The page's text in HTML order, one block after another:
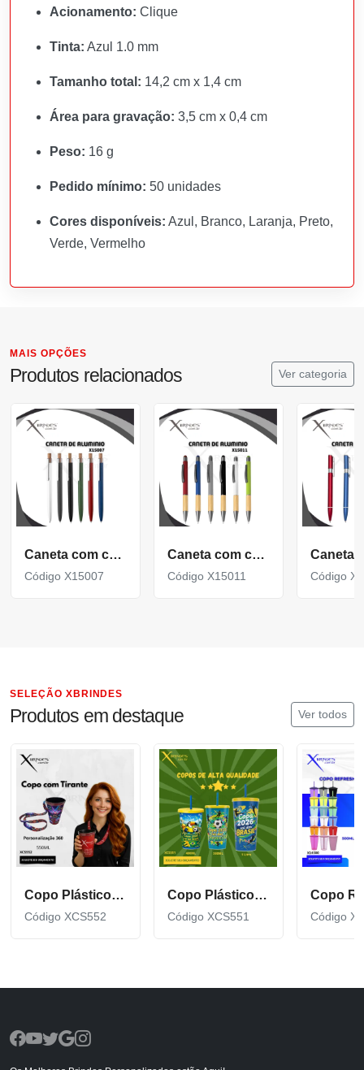
Acionamento: Clique
Tinta: Azul 1.0 mm
Tamanho total: 14,2 cm x 1,4 cm
Área para gravação: 3,5 cm x 0,4 cm
Peso: 16 g
Pedido mínimo: 50 unidades
Cores disponíveis: Azul, Branco, Laranja, Preto,
Verde, Vermelho
MAIS OPÇÕES
Produtos relacionados Ver categoria
Caneta com corpo de Alumínio Reciclado e detalhe em Bambu X15007
Código X15007
Caneta com corpo de Alumínio Reciclado e detalhe em Bambu X15011
Código X15011 Código
SELEÇÃO XBRINDES
Produtos em destaque Ver todos
Copo Plástico de 550 ML com Tirante Personalizado XCS552
Código XCS552
Copo Plástico personalizado In Mold Label 360 XCS551
Código XCS551 Código